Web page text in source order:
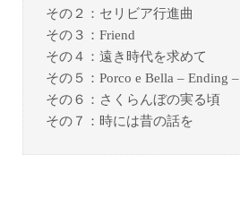
その２：セリビア行進曲
その３：Friend
その４：遠き時代を求めて
その５：Porco e Bella – Ending –
その６：さくらんぼの実る頃
その７：時には昔の話を